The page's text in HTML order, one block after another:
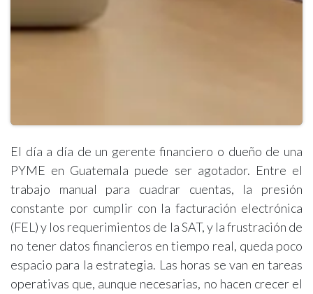
El día a día de un gerente financiero o dueño de una
PYME en Guatemala puede ser agotador. Entre el
trabajo manual para cuadrar cuentas, la presión
constante por cumplir con la facturación electrónica
(FEL) y los requerimientos de la SAT, y la frustración de
no tener datos financieros en tiempo real, queda poco
espacio para la estrategia. Las horas se van en tareas
operativas que, aunque necesarias, no hacen crecer el